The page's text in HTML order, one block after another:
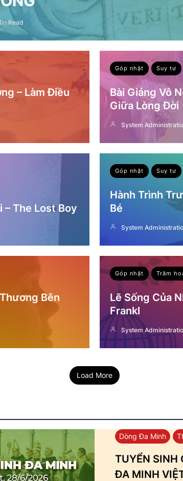
Read
– Làm Điều
Góp nhặt Suy tư
Bài Giảng Vô
Giữa Lòng Đời
System
– The Lost Boy
Góp nhặt Suy tư
Hành Trình
Bé
System
Bên
Góp nhặt Trăm
Lẽ Sống Của
Frankl
System
Load More
Dòng Đa Minh
TUYỂN SINH
ĐA MINH